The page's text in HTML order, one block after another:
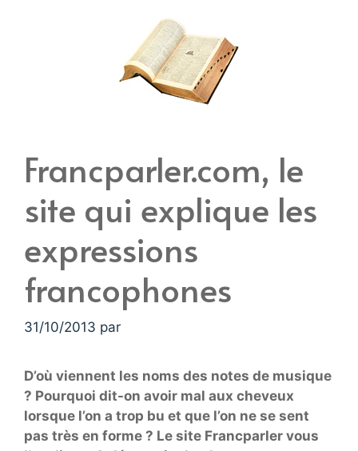
Francparler.com, le
site qui explique les
expressions
francophones
31/10/2013 par
D’où viennent les noms des notes de musique
? Pourquoi dit-on avoir mal aux cheveux
lorsque l’on a trop bu et que l’on ne se sent
pas très en forme ? Le site Francparler vous